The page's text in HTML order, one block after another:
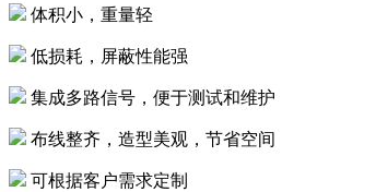
体积小，重量轻
低损耗，屏蔽性能强
集成多路信号，便于测试和维护
布线整齐，造型美观，节省空间
可根据客户需求定制